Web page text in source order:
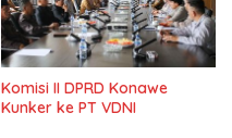
Komisi II DPRD Konawe
Kunker ke PT VDNI